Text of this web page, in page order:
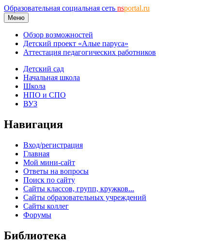
Образовательная социальная сеть nsportal.ru
Меню
Обзор возможностей
Детский проект «Алые паруса»
Аттестация педагогических работников
Детский сад
Начальная школа
Школа
НПО и СПО
ВУЗ
Навигация
Вход/регистрация
Главная
Мой мини-сайт
Ответы на вопросы
Поиск по сайту
Сайты классов, групп, кружков...
Сайты образовательных учреждений
Сайты коллег
Форумы
Библиотека